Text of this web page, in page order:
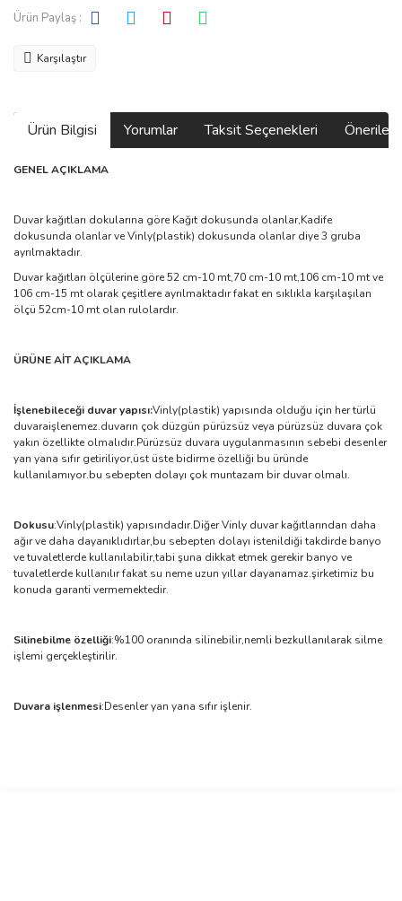
Ürün Paylaş :
Karşılaştır
Ürün Bilgisi Yorumlar Taksit Seçenekleri
GENEL AÇIKLAMA
Duvar kağıtları dokularına göre Kağıt dokusunda olanlar,Kadife
dokusunda olanlar ve Vinly(plastik) dokusunda olanlar diye 3 gruba
ayrılmaktadır.
Duvar kağıtları ölçülerine göre 52 cm-10 mt,70 cm-10 mt,106 cm-10 mt ve
106 cm-15 mt olarak çeşitlere ayrılmaktadır fakat en sıklıkla karşılaşılan
ölçü 52cm-10 mt olan rulolardır.
ÜRÜNE AİT AÇIKLAMA
İşlenebileceği duvar yapısı:Vinly(plastik) yapısında olduğu için her türlü
duvaraişlenemez.duvarın çok düzgün pürüzsüz veya pürüzsüz duvara çok
yakın özellikte olmalıdır.Pürüzsüz duvara uygulanmasının sebebi desenler
yan yana sıfır getiriliyor,üst üste bidirme özelliği bu üründe
kullanılamıyor.bu sebepten dolayı çok muntazam bir duvar olmalı.
Dokusu:Vinly(plastik) yapısındadır.Diğer Vinly duvar kağıtlarından daha
ağır ve daha dayanıklıdırlar,bu sebepten dolayı istenildiği takdirde banyo
ve tuvaletlerde kullanılabilir,tabi şuna dikkat etmek gerekir banyo ve
tuvaletlerde kullanılır fakat su neme uzun yıllar dayanamaz.şirketimiz bu
konuda garanti vermemektedir.
Silinebilme özelliği:%100 oranında silinebilir,nemli bezkullanılarak silme
işlemi gerçekleştirilir.
Duvara işlenmesi:Desenler yan yana sıfır işlenir.